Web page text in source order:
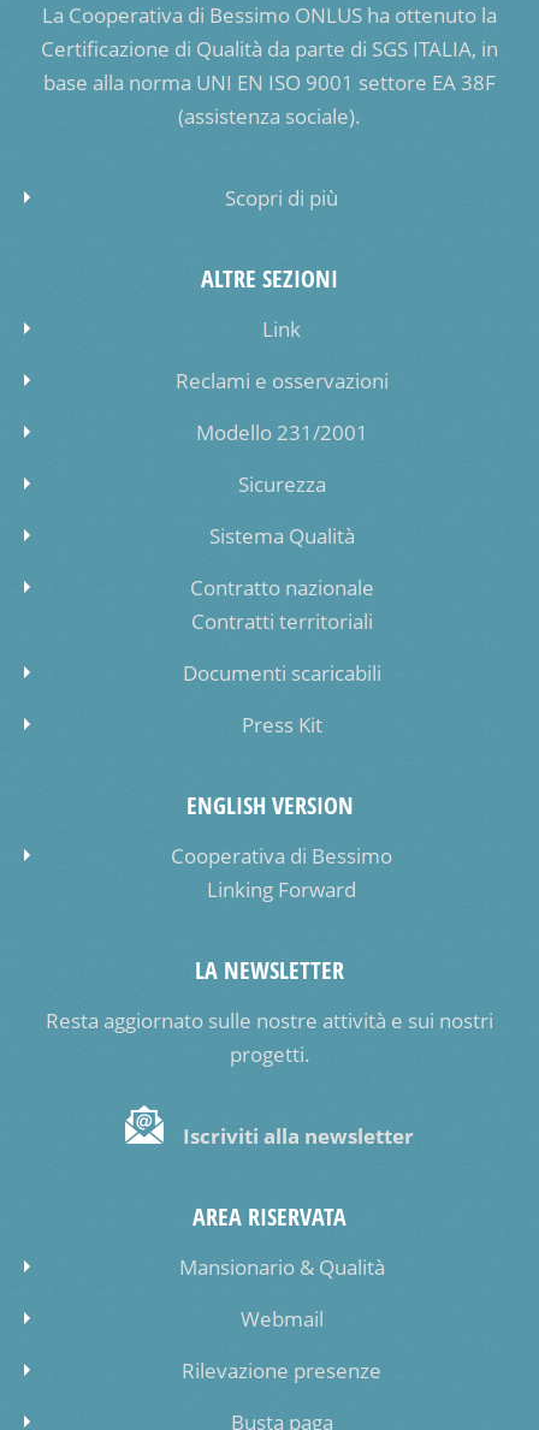
La Cooperativa di Bessimo ONLUS ha ottenuto la
Certificazione di Qualità da parte di SGS ITALIA, in
base alla norma UNI EN ISO 9001 settore EA 38F
(assistenza sociale).
Scopri di più
ALTRE SEZIONI
Link
Reclami e osservazioni
Modello 231/2001
Sicurezza
Sistema Qualità
Contratto nazionale
Contratti territoriali
Documenti scaricabili
Press Kit
ENGLISH VERSION
Cooperativa di Bessimo
Linking Forward
LA NEWSLETTER
Resta aggiornato sulle nostre attività e sui nostri
progetti.
Iscriviti alla newsletter
AREA RISERVATA
Mansionario & Qualità
Webmail
Rilevazione presenze
Busta paga